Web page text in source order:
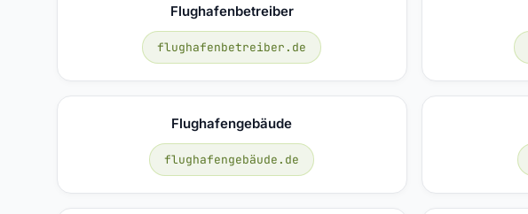
Flughafenbetreiber
flughafenbetreiber.de
Flughafengebäude
flughafengebäude.de